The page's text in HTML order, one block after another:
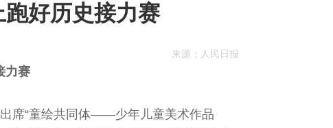
好历史接力赛
来源： 人民日报
力赛
席“童绘共同体——少年儿童美术作品